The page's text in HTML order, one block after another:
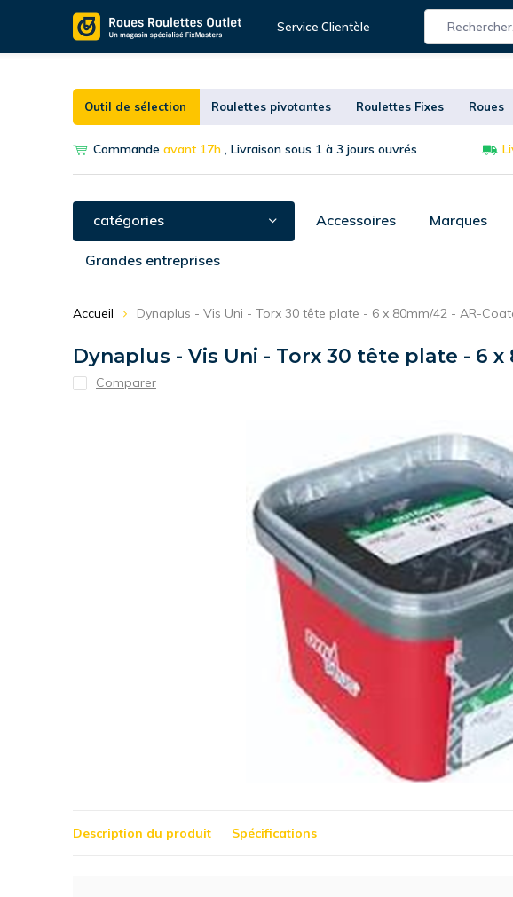
Service Clientèle
Outil de sélection Roulettes pivotantes Roulettes Fixes Roues
Commande avant 17h , Livraison sous 1 à 3 jours ouvrés
catégories Accessoires Marques
Grandes entreprises
Accueil Dynaplus - Vis Uni - Torx 30 tête plate - 6 x 80mm/42 - AR-
Dynaplus - Vis Uni - Torx 30 tête plate - 6
Comparer
Description du produit Spécifications